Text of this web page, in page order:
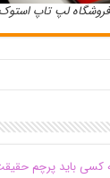
فروشگاه لپ تاپ استوک
باید پرچم